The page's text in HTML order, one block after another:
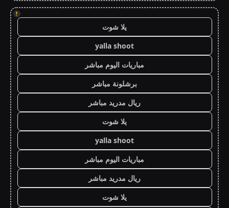
!
يلا شوت
yalla shoot
مباريات اليوم مباشر
برشلونة مباشر
ريال مدريد مباشر
يلا شوت
yalla shoot
مباريات اليوم مباشر
ريال مدريد مباشر
يلا شوت